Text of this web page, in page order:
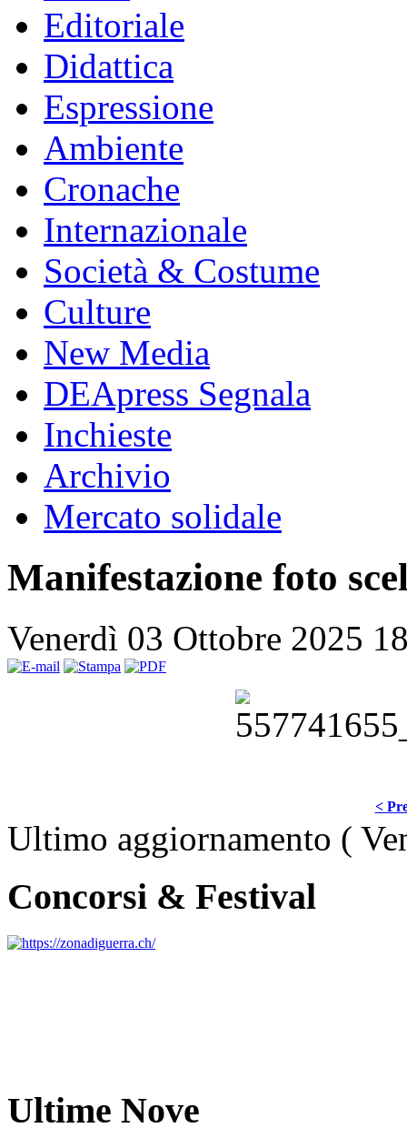
Editoriale
Didattica
Espressione
Ambiente
Cronache
Internazionale
Società & Costume
Culture
New Media
DEApress Segnala
Inchieste
Archivio
Mercato solidale
Manifestazione foto
Venerdì 03 Ottobre 2025
<
Ultimo aggiornamento (
Concorsi & Festival
Ultime Nove